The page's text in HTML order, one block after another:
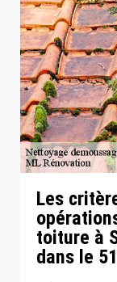
Les
toiture à
dans le